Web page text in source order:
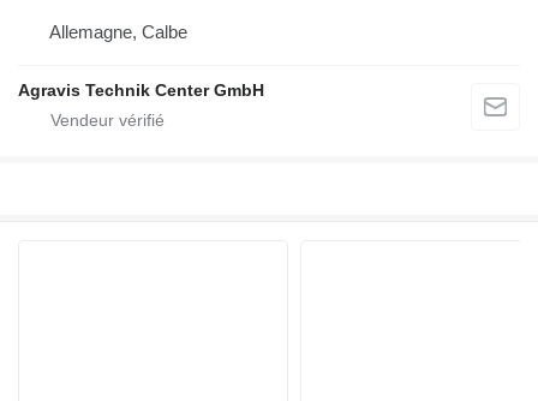
Allemagne, Calbe
Agravis Technik Center GmbH